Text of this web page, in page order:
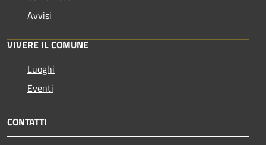
Avvisi
VIVERE IL COMUNE
Luoghi
Eventi
CONTATTI